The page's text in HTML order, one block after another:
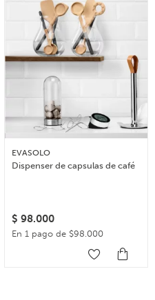
EVASOLO
Dispenser de capsulas de café
$ 98.000
En 1 pago de $98.000